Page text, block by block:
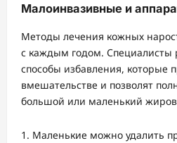
Малоинвазивные и
Методы лечения кожных
с каждым годом. Специалисты
способы избавления, которые
вмешательстве и позволят
большой или маленький
Маленькие можно удалить